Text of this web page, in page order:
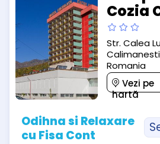
Cozia
Str. Calea
Romania
Vezi pe
hartă
Odihna si Relaxare
cu Fisa Cont